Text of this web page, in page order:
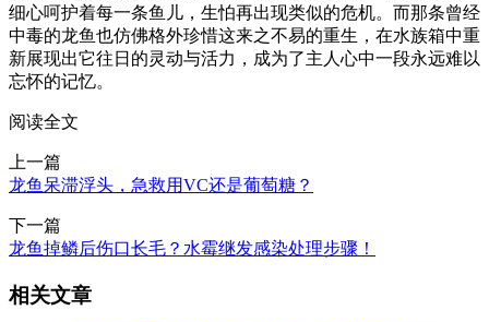
细心呵护着每一条鱼儿，生怕再出现类似的危机。而那条曾经
中毒的龙鱼也仿佛格外珍惜这来之不易的重生，在水族箱中重
新展现出它往日的灵动与活力，成为了主人心中一段永远难以
忘怀的记忆。
阅读全文
上一篇
龙鱼呆滞浮头，急救用VC还是葡萄糖？
下一篇
龙鱼掉鳞后伤口长毛？水霉继发感染处理步骤！
相关文章